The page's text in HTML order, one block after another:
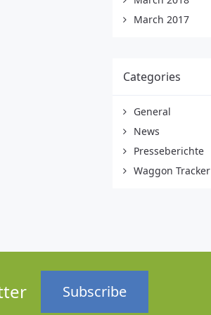
March 2017
Categories
General
News
Presseberichte
Waggon Tracker
Subscribe